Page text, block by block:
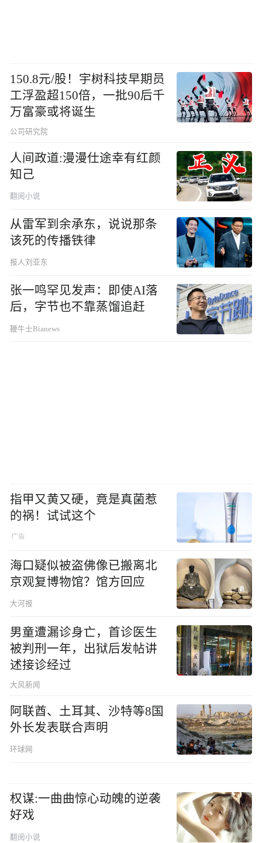
150.8元/股！宇树科技早期员
工浮盈超150倍，一批90后千
万富豪或将诞生
公司研究院
人间政道:漫漫仕途幸有红颜
知己
翻阅小说
从雷军到余承东，说说那条
该死的传播铁律
报人刘亚东
张一鸣罕见发声：即使AI落
后，字节也不靠蒸馏追赶
鞭牛士Bianews
指甲又黄又硬，竟是真菌惹
的祸！试试这个
海口疑似被盗佛像已搬离北
京观复博物馆？馆方回应
大河报
男童遭漏诊身亡，首诊医生
被判刑一年，出狱后发帖讲
述接诊经过
大风新闻
阿联酋、土耳其、沙特等8国
外长发表联合声明
环球网
权谋:一曲曲惊心动魄的逆袭
好戏
翻阅小说